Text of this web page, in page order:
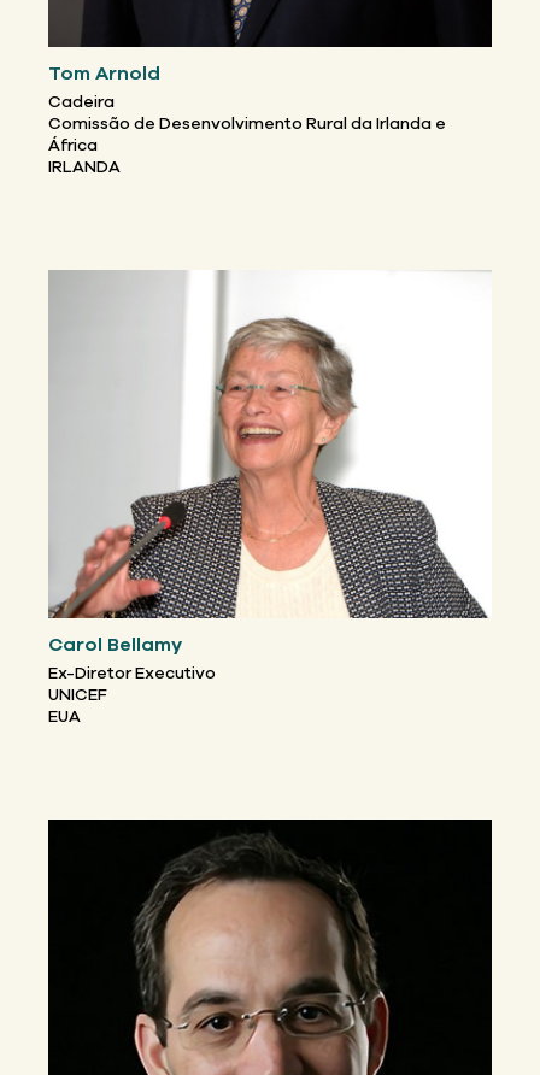
Tom Arnold
Cadeira
Comissão de Desenvolvimento Rural da Irlanda e
África
IRLANDA
Carol Bellamy
Ex-Diretor Executivo
UNICEF
EUA